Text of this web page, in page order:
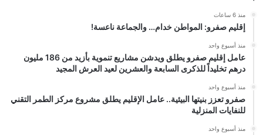
منذ 6 ساعات
إقليم صفرو: المواطن خدام… والجماعة ناعسة!
منذ أسبوع واحد
عامل إقليم صفرو يطلق ويدشن مشاريع تنموية بأزيد من 186 مليون
درهم تخليداً للذكرى السابعة والعشرين لعيد العرش المجيد
منذ أسبوع واحد
صفرو تعزز بنيتها البيئية.. عامل الإقليم يطلق مشروع مركز الطمر التقني
للنفايات المنزلية
منذ أسبوع واحد